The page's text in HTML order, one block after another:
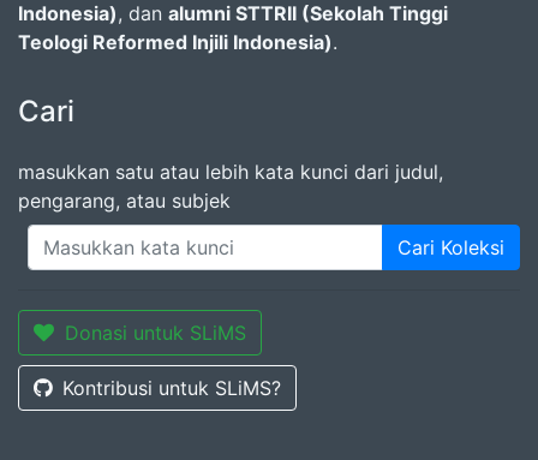
Indonesia), dan alumni STTRII (Sekolah Tinggi
Teologi Reformed Injili Indonesia).
Cari
masukkan satu atau lebih kata kunci dari judul,
pengarang, atau subjek
Cari Koleksi
Donasi untuk SLiMS
Kontribusi untuk SLiMS?